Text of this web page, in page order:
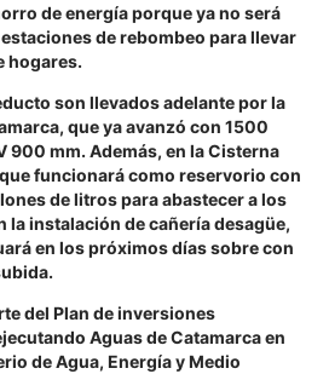
de energía porque ya no será
de rebombeo para llevar
hogares.
son llevados adelante por la
que ya avanzó con 1500
900 mm. Además, en la Cisterna
funcionará como reservorio con
de litros para abastecer a los
la instalación de cañería desagüe,
en los próximos días sobre con
del Plan de inversiones
Aguas de Catamarca en
de Agua, Energía y Medio